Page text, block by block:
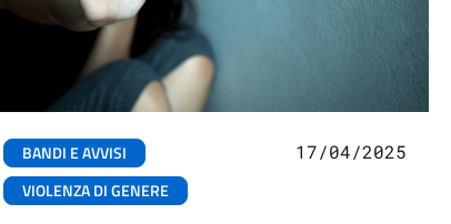
BANDI E AVVISI
VIOLENZA DI GENERE
17/04/2025